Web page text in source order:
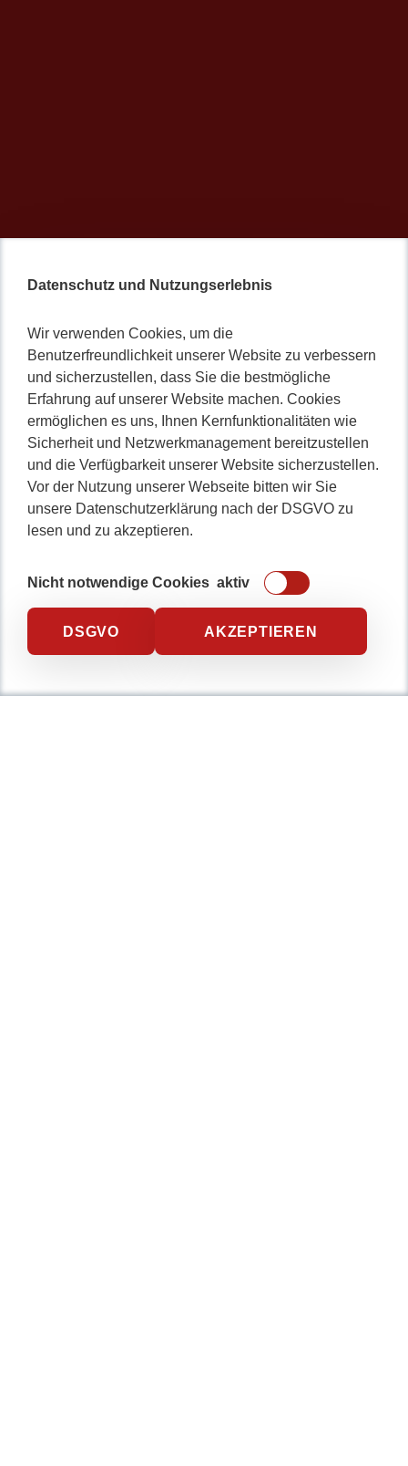
Datenschutz und Nutzungserlebnis
Wir verwenden Cookies, um die
Benutzerfreundlichkeit unserer Website zu verbessern
und sicherzustellen, dass Sie die bestmögliche
Erfahrung auf unserer Website machen. Cookies
ermöglichen es uns, Ihnen Kernfunktionalitäten wie
Sicherheit und Netzwerkmanagement bereitzustellen
und die Verfügbarkeit unserer Website sicherzustellen.
Vor der Nutzung unserer Webseite bitten wir Sie
unsere Datenschutzerklärung nach der DSGVO zu
lesen und zu akzeptieren.
Nicht notwendige Cookies aktiv
DSGVO AKZEPTIEREN